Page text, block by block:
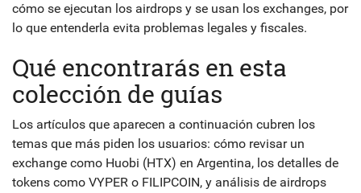
cómo se ejecutan los airdrops y se usan los exchanges, por
lo que entenderla evita problemas legales y fiscales.
Qué encontrarás en esta
colección de guías
Los artículos que aparecen a continuación cubren los
temas que más piden los usuarios: cómo revisar un
exchange como Huobi (HTX) en Argentina, los detalles de
tokens como VYPER o FILIPCOIN, y análisis de airdrops